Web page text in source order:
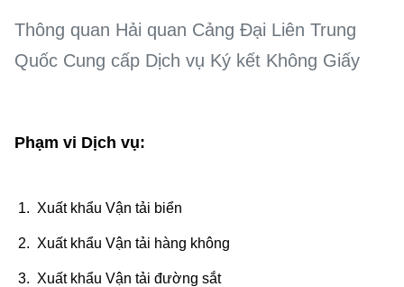
Thông quan Hải quan Cảng Đại Liên Trung
Quốc Cung cấp Dịch vụ Ký kết Không Giấy
Phạm vi Dịch vụ:
1. Xuất khẩu Vận tải biển
2. Xuất khẩu Vận tải hàng không
3. Xuất khẩu Vận tải đường sắt